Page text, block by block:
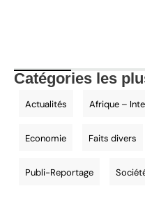
Catégories les
Actualités Afrique –
Economie Faits divers
Publi-Reportage